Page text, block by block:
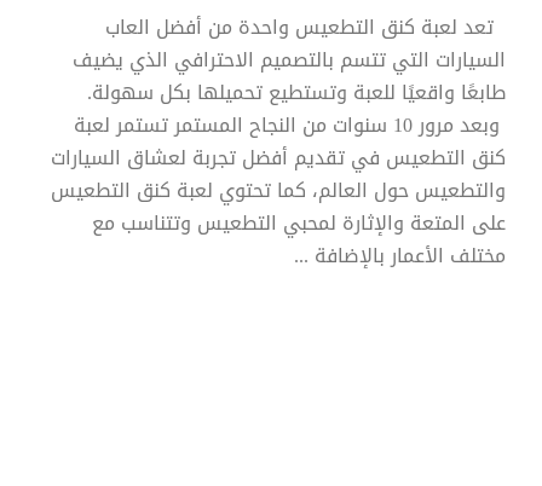
تعد لعبة كنق التطعيس واحدة من أفضل العاب
السيارات التي تتسم بالتصميم الاحترافي الذي يضيف
طابعًا واقعيًا للعبة وتستطيع تحميلها بكل سهولة.
وبعد مرور 10 سنوات من النجاح المستمر تستمر لعبة
كنق التطعيس في تقديم أفضل تجربة لعشاق السيارات
والتطعيس حول العالم، كما تحتوي لعبة كنق التطعيس
على المتعة والإثارة لمحبي التطعيس وتتناسب مع
مختلف الأعمار بالإضافة ...